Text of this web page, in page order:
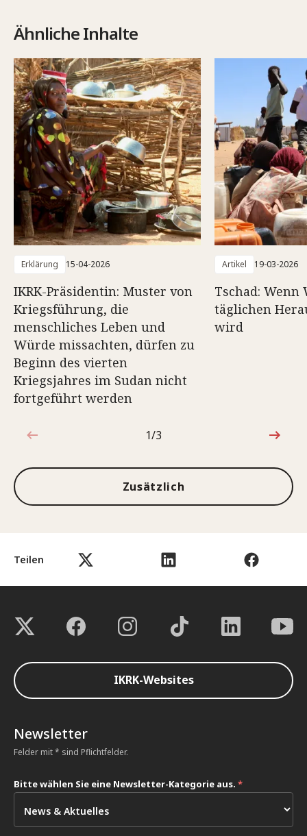
Teilen
Ähnliche Inhalte
Erklärung 15-04-2026
IKRK-Präsidentin: Muster von
Kriegsführung, die
menschliches Leben und
Würde missachten, dürfen zu
Beginn des vierten
Kriegsjahres im Sudan nicht
fortgeführt werden
Artikel 19-03-2026
Tschad: Wenn
täglichen
wird
1von3
1/3
Zusätzlich
IKRK-Websites
Newsletter
Felder mit * sind Pflichtfelder.
Bitte wählen Sie eine Newsletter-Kategorie aus. *